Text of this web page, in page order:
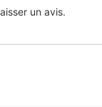
un avis.